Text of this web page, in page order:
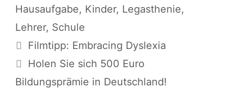
Hausaufgabe, Kinder, Legasthenie,
Lehrer, Schule
Filmtipp: Embracing Dyslexia
Holen Sie sich 500 Euro
Bildungsprämie in Deutschland!